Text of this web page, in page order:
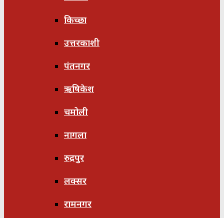
किच्छा
उत्तरकाशी
पंतनगर
ऋषिकेश
चमोली
नागला
रुद्रपुर
लक्सर
रामनगर